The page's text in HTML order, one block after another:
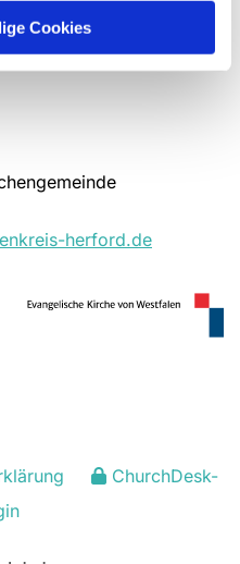
Cookies
herford.de
ChurchDesk-